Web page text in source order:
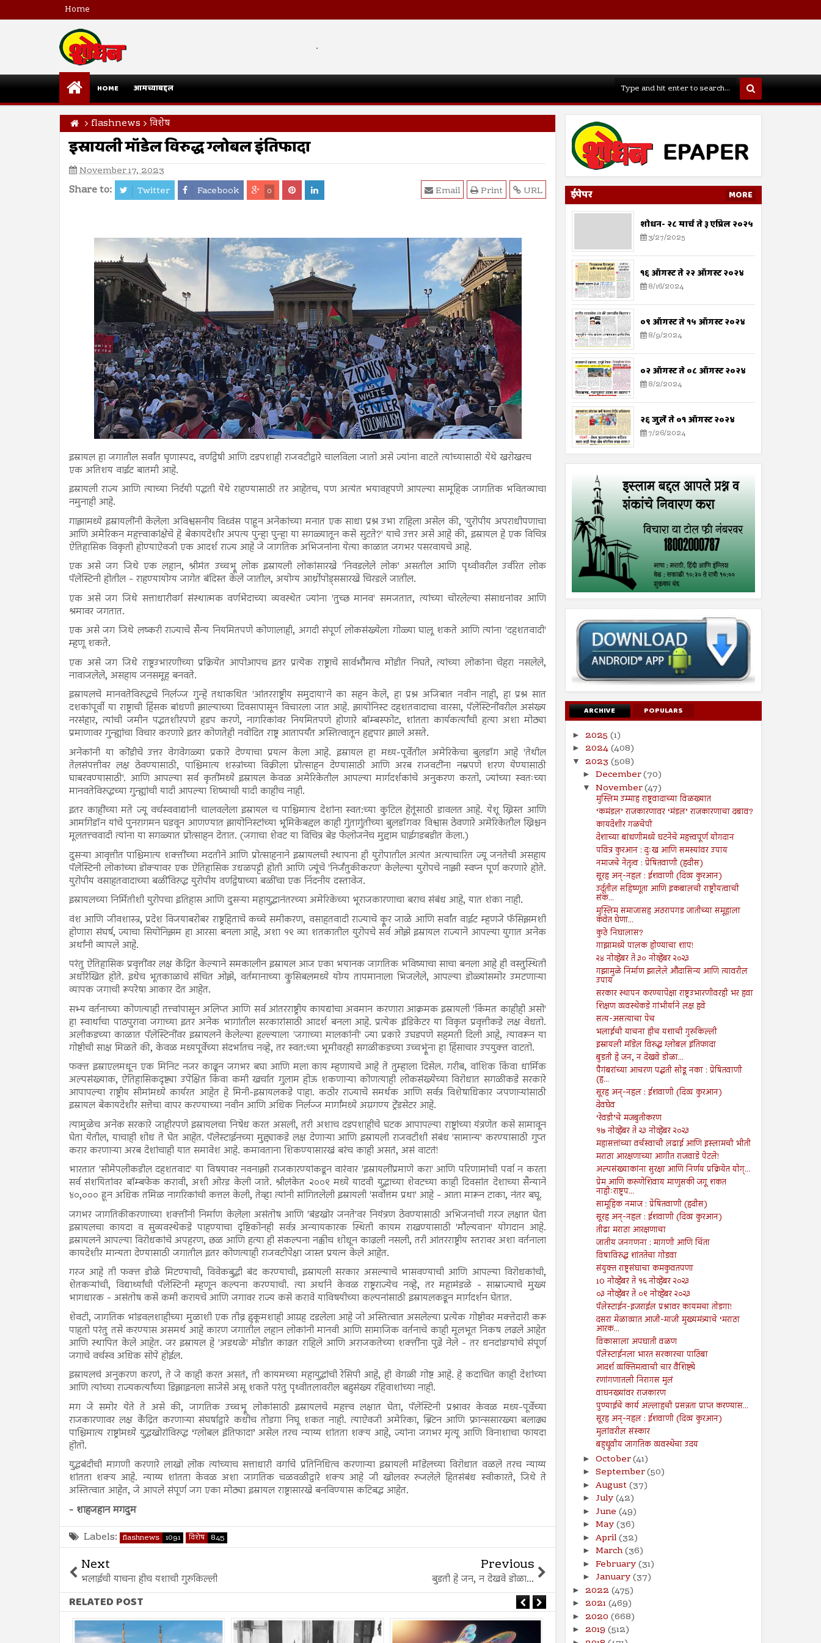
Home
.
HOME आमच्याबद्दल
flashnews विशेष
इस्रायली मॉडेल विरुद्ध ग्लोबल इंतिफादा
November 17, 2023
Share to: Twitter Facebook 0 URL
Print
Email
इस्रायल हा जगातील सर्वांत घृणास्पद, वर्णद्वेषी आणि दडपशाही राजवटीद्वारे चालविला जातो असे ज्यांना वाटते त्यांच्यासाठी येथे खरोखरच
एक अतिशय वाईट बातमी आहे.
इस्रायली राज्य आणि त्याच्या निर्दयी पद्धती येथे राहण्यासाठी तर आहेतच, पण अत्यंत भयावहपणे आपल्या सामूहिक जागतिक भवितव्याचा
नमुनाही आहे.
गाझामध्ये इस्रायलींनी केलेला अविश्वसनीय विध्वंस पाहून अनेकांच्या मनात एक साधा प्रश्न उभा राहिला असेल की, 'युरोपीय अपराधीपणाचा
आणि अमेरिकन महत्त्वाकांक्षेचे हे बेकायदेशीर अपत्य पुन्हा पुन्हा या सगळ्यातून कसे सुटते?' याचे उत्तर असे आहे की, इस्रायल हे एक विचित्र
ऐतिहासिक विकृती होण्याऐवजी एक आदर्श राज्य आहे जे जागतिक अभिजनांना येत्या काळात जगभर पसरवायचे आहे.
एक असे जग जिथे एक लहान, श्रीमंत उच्चभ्रू लोक इस्रायली लोकांसारखे 'निवडलेले लोक' असतील आणि पृथ्वीवरील उर्वरित लोक
पॅलेस्टिनी होतील - राहण्यायोग्य जागेत बंदिस्त केले जातील, अयोग्य आर्थ्रोपोड्ससारखे चिरडले जातील.
एक असे जग जिथे सत्ताधारीवर्ग संस्थात्मक वर्णभेदाच्या व्यवस्थेत ज्यांना 'तुच्छ मानव' समजतात, त्यांच्या चोरलेल्या संसाधनांवर आणि
श्रमावर जगतात.
एक असे जग जिथे लष्करी राज्याचे सैन्य नियमितपणे कोणालाही, अगदी संपूर्ण लोकसंख्येला गोळ्या घालू शकते आणि त्यांना 'दहशतवादी'
म्हणू शकते.
एक असे जग जिथे राष्ट्रउभारणीच्या प्रक्रियेत आपोआपच इतर प्रत्येक राष्ट्राचे सार्वभौमत्व मोडीत निघते, त्यांच्या लोकांना चेहरा नसलेले,
नावाजलेले, असहाय जनसमूह बनवते.
इस्रायलचे मानवतेविरुद्धचे निर्लज्ज गुन्हे तथाकथित 'आंतरराष्ट्रीय समुदाया'ने का सहन केले, हा प्रश्न अजिबात नवीन नाही, हा प्रश्न सात
दशकांपूर्वी या राष्ट्राची हिंसक बांधणी झाल्याच्या दिवसापासून विचारला जात आहे. झायोनिस्ट दहशतवादाचा वारसा, पॅलेस्टिनींवरील असंख्य
नरसंहार, त्यांची जमीन पद्धतशीरपणे हडप करणे, नागरिकांवर नियमितपणे होणारे बॉम्बस्फोट, शांतता कार्यकर्त्यांची हत्या अशा मोठ्या
प्रमाणावर गुन्ह्यांचा विचार करणारे इतर कोणतेही नवोदित राष्ट्र आतापर्यंत अस्तित्वातून हद्दपार झाले असते.
अनेकांनी या कोंडीचे उत्तर वेगवेगळ्या प्रकारे देण्याचा प्रयत्न केला आहे. इस्रायल हा मध्य-पूर्वेतील अमेरिकेचा बुलडॉग आहे 'तेथील
तेलसंपत्तीवर लक्ष ठेवण्यासाठी, पाश्चिमात्य शस्त्रांच्या विक्रीला प्रोत्साहन देण्यासाठी आणि अरब राजवटींना नम्रपणे शरण येण्यासाठी
घाबरवण्यासाठी'. आणि आपल्या सर्व कृतींमध्ये इस्रायल केवळ अमेरिकेतील आपल्या मार्गदर्शकांचे अनुकरण करतो, ज्यांच्या स्वतःच्या
मानवतेविरुद्धच्या गुन्ह्यांची यादी आपल्या शिष्याची यादी काहीच नाही.
इतर काहींच्या मते ज्यू वर्चस्ववाद्यांनी चालवलेला इस्रायल च पाश्चिमात्य देशांना स्वत:च्या कुटिल हेतूंसाठी डावलत आहे. येशू ख्रिस्त आणि
आर्मागेडॉन यांचे पुनरागमन घडवून आणण्यात झायोनिस्टांच्या भूमिकेबद्दल काही गुंतागुंतीच्या बुलडॉगवर विश्वास ठेवणारे अमेरिकेतील ख्रिश्चन
मूलतत्त्ववादी त्यांना या सगळ्यात प्रोत्साहन देतात. (जगाचा शेवट या विचित्र बेड फेलोजनेच मुद्दाम घाईगडबडीत केला.)
दुसऱ्या आवृत्तीत पाश्चिमात्य शक्तींच्या मदतीने आणि प्रोत्साहनाने इस्रायलची स्थापना ही युरोपातील अत्यंत अत्याचारित ज्यू जनतेची असहाय
पॅलेस्टिनी लोकांच्या डोक्यावर एक ऐतिहासिक उधळपट्टी होती आणि ज्यूंचे 'निर्जंतुकीकरण' केलेल्या युरोपचे नाझी स्वप्न पूर्ण करणारे होते.
युरोपीय वसाहतवादाच्या बळींविरुद्ध युरोपीय वर्णद्वेषाच्या बळींचा एक निंदनीय दस्तावेज.
इस्रायलच्या निर्मितीशी युरोपचा इतिहास आणि दुसऱ्या महायुद्धानंतरच्या अमेरिकेच्या भूराजकारणाचा बराच संबंध आहे, यात शंका नाही.
वंश आणि जीवशास्त्र, प्रदेश विजयाबरोबर राष्ट्रहिताचे कच्चे समीकरण, वसाहतवादी राज्याचे क्रूर जाळे आणि सर्वांत वाईट म्हणजे फॅसिझमशी
होणारा संघर्ष, ज्याचा सियोनिझम हा आरसा बनला आहे, अशा १९ व्या शतकातील युरोपचे सर्व ओझे इस्रायल राज्याने आपल्या युगात अनेक
अर्थांनी व्यापले आहे.
परंतु ऐतिहासिक प्रवृत्तींवर लक्ष केंद्रित केल्याने समकालीन इस्रायल आज एका भयानक जागतिक भविष्याचा साचा बनला आहे ही वस्तुस्थिती
अधोरेखित होते. इथेच भूतकाळाचे संचित ओझे, वर्तमानाच्या क्रुसिबलमध्ये योग्य तापमानाला भिजलेले, आपल्या डोळ्यांसमोर उमटणाऱ्या
व्यापक जगाची रूपरेषा आकार देत आहेत.
सभ्य वर्तनाच्या कोणत्याही तत्त्वांपासून अलिप्त आणि सर्व आंतरराष्ट्रीय कायद्यांचा अवमान करणारा आक्रमक इस्रायली 'किंमत काहीही असो'
हा स्वार्थाचा पाठपुरावा जगाच्या इतर अनेक भागांतील सरकारांसाठी आदर्श बनला आहे. प्रत्येक इंडिकेटर या विकृत प्रवृत्तीकडे लक्ष वेधतो.
अलीकडच्या काळात पॅलेस्टिनींवर इस्रायलने केलेल्या हल्ल्याला 'जगाच्या मालकांनी' ज्या प्रकारे उघडपणे सहमती दिली आहे, त्यावरून या
गोष्टीची साक्ष मिळते की, केवळ मध्यपूर्वेच्या संदर्भातच नव्हे, तर स्वत:च्या भूमीवरही सगळीकडच्या उच्चभ्रूंना हा हिंसाचार उपयुक्त वाटतो.
फक्त इस्राएलमधून एक मिनिट नजर काढून जगभर बघा आणि मला काय म्हणायचे आहे ते तुम्हाला दिसेल. गरीब, वांशिक किंवा धार्मिक
अल्पसंख्याक, ऐतिहासिकदृष्ट्या उपेक्षित किंवा कमी खर्चात गुलाम होऊ शकणाऱ्या कोणत्याही लोकसंख्येच्या विरोधात सगळीकडे सरकारे
आपापल्या राष्ट्रीय सीमांमध्ये कार्यरत आहेत हे मिनी-इस्रायलकडे पाहा. कठोर राज्याचे समर्थक आणि सर्वत्र विशेषाधिकार जपणाऱ्यांसाठी
इस्रायल बेकायदेशीर सत्तेचा वापर करण्याच्या नवीन आणि अधिक निर्लज्ज मार्गांमध्ये अग्रगण्य ट्रेंडसेटर आहे.
त्यामुळेच अनेक सरकारे जाहीरपणे इस्रायलचा निषेध करत असली, तरी अशाच दडपशाहीचे घटक आपापल्या राष्ट्रांच्या यंत्रणेत कसे सामावून
घेता येतील, याचाही शोध ते घेत आहेत. पॅलेस्टाईनच्या मुद्द्याकडे लक्ष देणाऱ्या आणि इस्रायली राजवटीशी संबंध 'सामान्य' करण्यासाठी गुप्त
करार करणाऱ्या अरब देशांचाही यात समावेश आहे. कमावताना शिकण्यासारखं बरंच काही असतं, असं वाटतं!
भारतात 'सीमेपलीकडील दहशतवाद' या विषयावर नवनाझी राजकारण्यांकडून वारंवार 'इस्रायलींप्रमाणे करा' आणि परिणामांची पर्वा न करता
सर्व संशयितांवर बॉम्बफेक करावी, अशी ओरड केली जाते. श्रीलंकेत २००९ मध्ये यादवी युद्धाच्या शेवटच्या काही दिवसांत देशाच्या सैन्याने
४०,००० हून अधिक तमिळ नागरिकांची कत्तल केली, तेव्हा त्यांनी सांगितलेली इस्रायली 'सर्वोत्तम प्रथा' आहे - आता मारून टाका, नंतर बघू.
जगभर जागतिकीकरणाच्या शक्तींनी निर्माण केलेला असंतोष आणि 'बंडखोर जनते'वर नियंत्रण ठेवण्यासाठी अभिजनांची गरज लक्षात घेता
इस्रायलचा कायदा व सुव्यवस्थेकडे पाहण्याचा दृष्टिकोनही सर्वत्र अन्यायकारक स्थिती कायम राखण्यासाठी 'मौल्यवान' योगदान आहे.
इस्रायलने आपल्या विरोधकांचे अपहरण, छळ आणि हत्या ही संकल्पना नक्कीच शोधून काढली नसली, तरी आंतरराष्ट्रीय स्तरावर अशा वर्तनाला
कायदेशीर मान्यता देण्यासाठी जगातील इतर कोणत्याही राजवटीपेक्षा जास्त प्रयत्न केले आहेत.
गरज आहे ती फक्त डोळे मिटण्याची, विवेकबुद्धी बंद करण्याची, इस्रायली सरकार असल्याचे भासवण्याची आणि आपल्या विरोधकांची,
शेतकऱ्यांची, विद्यार्थ्यांची पॅलेस्टिनी म्हणून कल्पना करण्याची. त्या अर्थाने केवळ राष्ट्रराज्येच नव्हे, तर महामंडळे - साम्राज्याचे मुख्य
भागधारक - असंतोष कसे कमी करायचे आणि जगावर राज्य कसे करावे याविषयीच्या कल्पनांसाठी इस्रायलकडून मार्गदर्शन घेतात.
शेवटी, जागतिक भांडवलशाहीच्या मुळाशी एक तीव्र हुकूमशाही आग्रह दडलेला आहे जो अस्तित्वात असलेल्या प्रत्येक गोष्टीवर मक्तेदारी करू
पाहतो परंतु तसे करण्यास असमर्थ आहे कारण जगातील लहान लोकांनी मानवी आणि सामाजिक वर्तनाचे काही मूलभूत निकष लढले आहेत
आणि स्थापित केले आहेत. जर इस्रायल हे 'अडथळे' मोडीत काढत राहिले आणि अराजकतेच्या शक्तींना पुढे नेले - तर धनदांडग्यांचे संपूर्ण
जगाचे वर्चस्व अधिक सोपे होईल.
इस्रायलचं अनुकरण करणं, ते जे काही करत असतं, ती कायमच्या महायुद्धांची रेसिपी आहे, ही वेगळी गोष्ट आहे. हे कदाचित काही देशांच्या
आणि त्यांच्या राज्यकर्त्यांच्या डिझाइनला साजेसे असू शकते परंतु पृथ्वीतलावरील बहुसंख्य रहिवाशांच्या नाही.
मग जे समोर येते ते असे की, जागतिक उच्चभ्रू लोकांसाठी इस्रायलचे महत्त्व लक्षात घेता, पॅलेस्टिनी प्रश्नावर केवळ मध्य-पूर्वेच्या
राजकारणावर लक्ष केंद्रित करणाऱ्या संघर्षाद्वारे कधीच तोडगा निघू शकत नाही. त्याऐवजी अमेरिका, ब्रिटन आणि फ्रान्ससारख्या बलाढ्य
पाश्चिमात्य राष्ट्रांमध्ये युद्धखोरांविरुद्ध ‘ग्लोबल इंतिफादा’ असेल तरच न्याय्य शांतता शक्य आहे, ज्यांना जगभर मृत्यू आणि विनाशाचा फायदा
होतो.
युद्धबंदीची मागणी करणारे लाखो लोक त्यांच्याच सत्ताधारी वर्गाचे प्रतिनिधित्व करणाऱ्या इस्रायली मॉडेलच्या विरोधात वळले तरच न्याय्य
शांतता शक्य आहे. न्याय्य शांतता केवळ अशा जागतिक चळवळीद्वारे शक्य आहे जी खोलवर रुजलेले हितसंबंध स्वीकारते, जिथे ते
अस्तित्वात आहेत, जे आपले संपूर्ण जग एका मोठ्या इस्रायल राष्ट्रासारखे बनविण्यास कटिबद्ध आहेत.
- शाहजहान मगदुम
Labels: flashnews 1091 विशेष 845
Next
भलाईची याचना हीच यशाची गुरुकिल्ली
Previous
बुडती हे जन, न देखवे डोळा...
RELATED POST
ईपेपर MORE
शोधन- २८ मार्च ते ३ एप्रिल २०२५
3/27/2025
१६ ऑगस्ट ते २२ ऑगस्ट २०२४
8/16/2024
०९ ऑगस्ट ते १५ ऑगस्ट २०२४
8/9/2024
०२ ऑगस्ट ते ०८ ऑगस्ट २०२४
8/2/2024
२६ जुलै ते ०१ ऑगस्ट २०२४
7/26/2024
ARCHIVE POPULARS
► 2025 (1)
► 2024(408)
▼ 2023 (508)
► December(70)
▼ November(47)
मुस्लिम उम्माह राष्ट्रवादाच्या विळख्यात
‘कमंडल’ राजकारणावर ‘मंडल’ राजकारणाचा दबाव?
कायदेशीर गळचेपी
देशाच्या बांधणीमध्ये घटनेचे महत्त्वपूर्ण योगदान
पवित्र कुरआन : दुःख आणि समस्यांवर उपाय
नमाजचे नेतृत्व : प्रेषितवाणी (हदीस)
सूरह अन्-नहल : ईशवाणी (दिव्य कुरआन)
उर्दूतील सहिष्णूता आणि इकबालची राष्ट्रीयत्वाची
संक...
मुस्लिम समाजासह अठरापगड जातीच्या समूहाला
कवेत घेणा...
कुठे निघालास?
गाझामध्ये पालक होण्याचा शाप!
२४ नोव्हेंबर ते ३० नोव्हेंबर २०२३
गझामुळे निर्माण झालेले औदासिन्य आणि त्यावरील
उपाय
सरकार स्थापन करण्यापेक्षा राष्ट्रउभारणीवरही भर हवा
शिक्षण व्यवस्थेकडे गांभीर्याने लक्ष हवे
सत्य-असत्याचा पेच
भलाईची याचना हीच यशाची गुरुकिल्ली
इस्रायली मॉडेल विरुद्ध ग्लोबल इंतिफादा
बुडती हे जन, न देखवे डोळा...
पैगंबरांच्या आचरण पद्धती सोडू नका : प्रेषितवाणी
(ह...
सूरह अन्-नहल : ईशवाणी (दिव्य कुरआन)
देवघेव
‘रेवडी’चे मजबुतीकरण
१७ नोव्हेंबर ते २३ नोव्हेंबर २०२३
महासत्तांच्या वर्चस्वाची लढाई आणि इस्लामची भीती
मराठा आरक्षणाच्या आगीत राजवाडे पेटले!
अल्पसंख्याकांना सुरक्षा आणि निर्णय प्रक्रियेत योग्...
प्रेम आणि करुणेशिवाय माणुसकी जगू शकत
नाहीःराष्ट्रप...
सामूहिक नमाज : प्रेषितवाणी (हदीस)
सूरह अन्-नहल : ईशवाणी (दिव्य कुरआन)
तीढा मराठा आरक्षणाचा
जातीय जनगणना : मागणी आणि चिंता
विषाविरुद्ध शांततेचा गोडवा
संयुक्त राष्ट्रसंघाचा कमकुवतपणा
10 नोव्हेंबर ते १६ नोव्हेंबर २०२३
०३ नोव्हेंबर ते ०९ नोव्हेंबर २०२३
पॅलेस्टाईन-इजराईल प्रश्नावर कायमचा तोडगा!
दसरा मेळाव्यात आजी-माजी मुख्यमंत्र्याचे ‘मराठा
आरक...
विकासाला अपघाती वळण
पॅलेस्टाईनला भारत सरकारचा पाठिंबा
आदर्श व्यक्तिमत्वाची चार वैशिष्ट्ये
रणांगणातली निरागस मुलं
वाघनख्यांवर राजकारण
पुण्याईचे कार्य अल्लाहची प्रसन्नता प्राप्त करण्यास...
सूरह अन्-नहल : ईशवाणी (दिव्य कुरआन)
मुलांवरील संस्कार
बहुध्रुवीय जागतिक व्यवस्थेचा उदय
► October(41)
► September(50)
► August(37)
► July(42)
► June (49)
► May(36)
► April(32)
► March(36)
► February(31)
► January(37)
► 2022 (475)
► 2021(469)
► 2020 (668)
► 2019 (512)